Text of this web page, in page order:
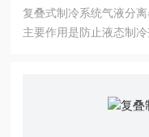
复叠式制冷系统气液分
主要作用是防止液态制